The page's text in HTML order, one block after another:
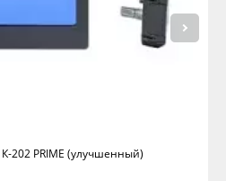
202 PRIME (улучшенный)